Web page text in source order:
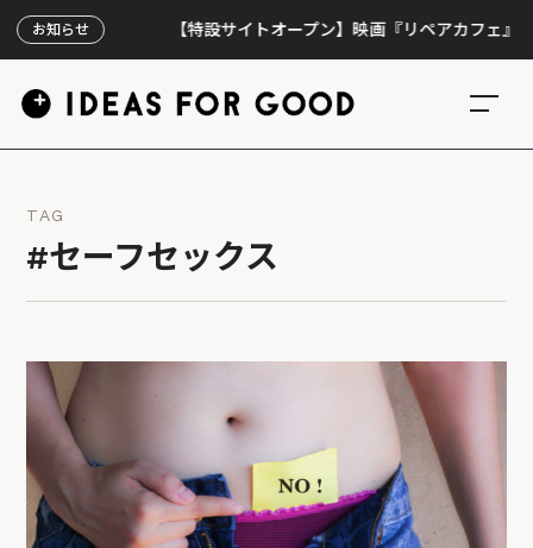
お知らせ 【特設サイトオープン】映画『リペアカフェ』、上
TAG
#セーフセックス